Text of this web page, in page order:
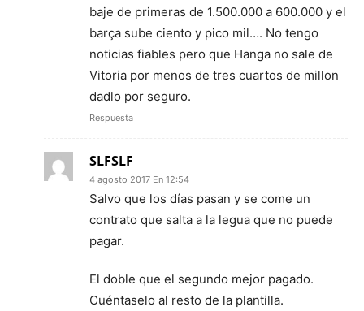
baje de primeras de 1.500.000 a 600.000 y el
barça sube ciento y pico mil…. No tengo
noticias fiables pero que Hanga no sale de
Vitoria por menos de tres cuartos de millon
dadlo por seguro.
Respuesta
SLFSLF
4 agosto 2017 En 12:54
Salvo que los días pasan y se come un
contrato que salta a la legua que no puede
pagar.
El doble que el segundo mejor pagado.
Cuéntaselo al resto de la plantilla.